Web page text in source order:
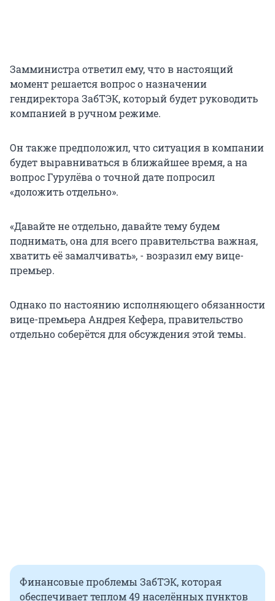
Замминистра ответил ему, что в настоящий
момент решается вопрос о назначении
гендиректора ЗабТЭК, который будет руководить
компанией в ручном режиме.
Он также предположил, что ситуация в компании
будет выравниваться в ближайшее время, а на
вопрос Гурулёва о точной дате попросил
«доложить отдельно».
«Давайте не отдельно, давайте тему будем
поднимать, она для всего правительства важная,
хватить её замалчивать», - возразил ему вице-
премьер.
Однако по настоянию исполняющего обязанности
вице-премьера Андрея Кефера, правительство
отдельно соберётся для обсуждения этой темы.
Финансовые проблемы ЗабТЭК, которая
обеспечивает теплом 49 населённых пунктов